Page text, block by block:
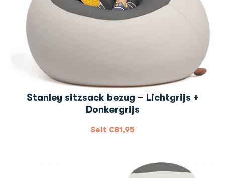
Stanley sitzsack bezug – Lichtgrijs +
Donkergrijs
Seit €81,95